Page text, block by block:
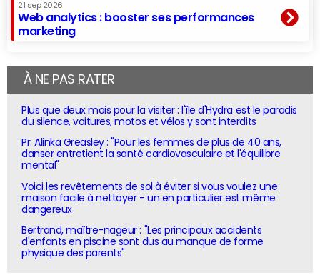
21 sep 2026
Web analytics : booster ses performances
marketing
À NE PAS RATER
Plus que deux mois pour la visiter : l'île d'Hydra est le paradis
du silence, voitures, motos et vélos y sont interdits
Pr. Alinka Greasley : "Pour les femmes de plus de 40 ans,
danser entretient la santé cardiovasculaire et l'équilibre
mental"
Voici les revêtements de sol à éviter si vous voulez une
maison facile à nettoyer - un en particulier est même
dangereux
Bertrand, maître-nageur : "Les principaux accidents
d'enfants en piscine sont dus au manque de forme
physique des parents"